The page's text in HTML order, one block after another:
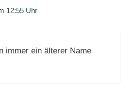
12:55 Uhr
immer ein älterer Name